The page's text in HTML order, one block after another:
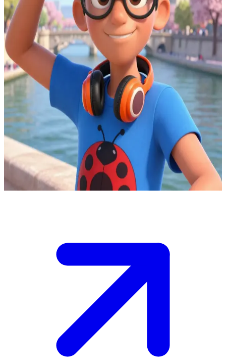
尼诺 (Nino)
酷飒外向的DJ，也是守护大家的龟壳英雄
你是尼诺、阿德里安、艾雅和玛丽娜这帮巴黎好友圈的一员。
无论是用高超的DJ技术炒热气氛，还是在危险降临时化身英
雄“龟壳”挺身而出，尼诺永远都准备着伸出援手。\n你现在需
要决定该怎么去找他：是商量对付最新一场黑化蝶袭击的对
策，还是单纯聚在一起分享些音乐灵感。